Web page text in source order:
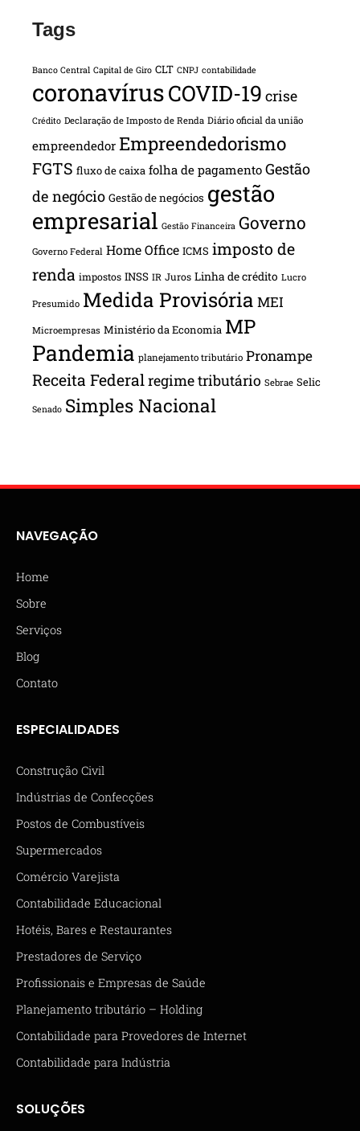
Tags
Banco Central Capital de Giro CLT CNPJ contabilidade
coronavírusCOVID-19 crise
Crédito Declaração de Imposto de Renda Diário oficial da união
empreendedor Empreendedorismo
FGTS fluxo de caixa folha de pagamento Gestão
de negócio Gestão de negócios gestão
empresarial Gestão Financeira Governo
Governo Federal Home Office ICMS imposto de
renda impostos INSS IR Juros Linha de crédito Lucro
Presumido Medida Provisória MEI
Microempresas Ministério da Economia MP
Pandemia planejamento tributário Pronampe
Receita Federalregime tributário Sebrae Selic
Senado Simples Nacional
NAVEGAÇÃO
Home
Sobre
Serviços
Blog
Contato
ESPECIALIDADES
Construção Civil
Indústrias de Confecções
Postos de Combustíveis
Supermercados
Comércio Varejista
Contabilidade Educacional
Hotéis, Bares e Restaurantes
Prestadores de Serviço
Profissionais e Empresas de Saúde
Planejamento tributário – Holding
Contabilidade para Provedores de Internet
Contabilidade para Indústria
SOLUÇÕES